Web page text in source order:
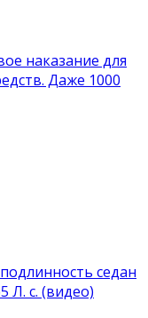
наказание для
Даже 1000
седан
Л. с. (видео)